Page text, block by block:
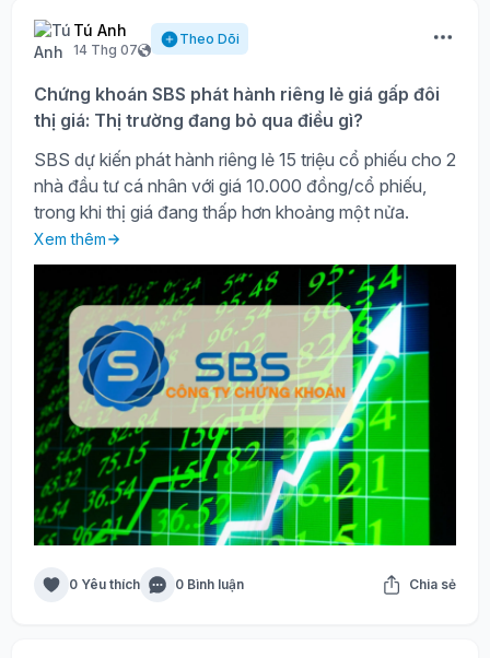
Tú Anh
14 Thg 07
Theo Dõi
Chứng khoán SBS phát hành riêng lẻ giá gấp đôi
thị giá: Thị trường đang bỏ qua điều gì?
SBS dự kiến phát hành riêng lẻ 15 triệu cổ phiếu cho 2
nhà đầu tư cá nhân với giá 10.000 đồng/cổ phiếu,
trong khi thị giá đang thấp hơn khoảng một nửa.
Xem thêm
0 Yêu thích 0 Bình luận Chia sẻ